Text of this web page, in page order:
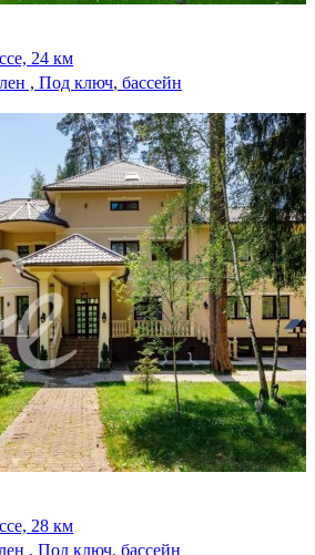
24 км
, Под ключ, бассейн
28 км
, Под ключ, бассейн